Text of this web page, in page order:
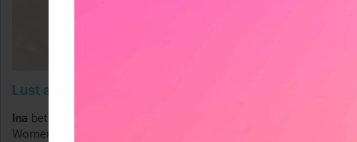
Lust auf eine Trainingsgruppe mit Ina?
Ina betreut bei uns in der Boulderwelt die Trainingsgruppe
Women Only und freut sich über Deinen Besuch.